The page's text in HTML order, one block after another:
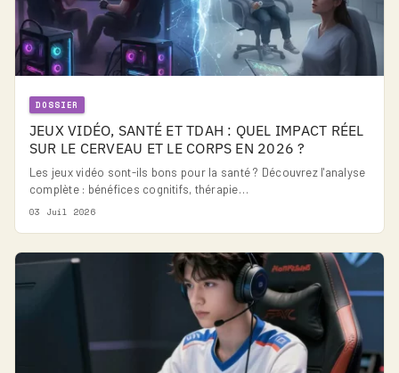
DOSSIER
JEUX VIDÉO, SANTÉ ET TDAH : QUEL IMPACT RÉEL
SUR LE CERVEAU ET LE CORPS EN 2026 ?
Les jeux vidéo sont-ils bons pour la santé ? Découvrez l'analyse
complète : bénéfices cognitifs, thérapie…
03 Juil 2026